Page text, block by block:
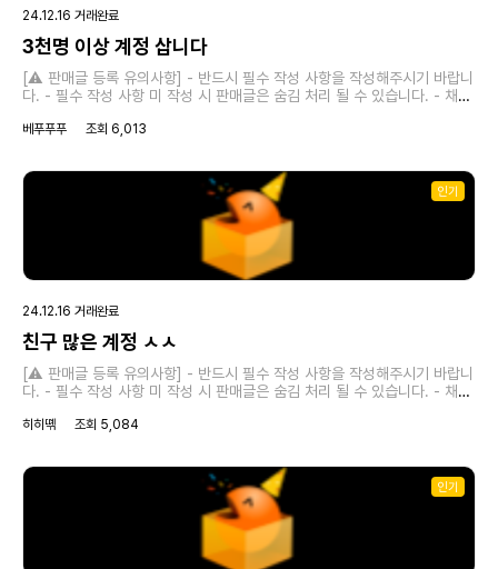
24.12.16 거래완료
3천명 이상 계정 삽니다
[⚠️ 판매글 등록 유의사항] - 반드시 필수 작성 사항을 작성해주시기 바랍니
다. - 필수 작성 사항 미 작성 시 판매글은 숨김 처리 될 수 있습니다. - 채널
정확한 내용을 작성해주시기 바랍니다. [❗필수 작성 사항] 1. 페이지명 : 2.
5. 거래 문의 연락처 (이메일 주소/오픈카톡방 링크 등) :
socialdeal2024@gmail.com → 연락은 크박 쪽지 기능 혹은 이메일, 오
픈카톡방을 통해 진행하시면 됩니다. [✅ 기타 작성 사항] 추가로 작성해주
시고 싶은 내용이 있으면 적어주시기 바랍니다.
베푸푸푸 조회 6,013
인기
24.12.16 거래완료
친구 많은 계정 ㅅㅅ
[⚠️ 판매글 등록 유의사항] - 반드시 필수 작성 사항을 작성해주시기 바랍니
다. - 필수 작성 사항 미 작성 시 판매글은 숨김 처리 될 수 있습니다. - 채널
정확한 내용을 작성해주시기 바랍니다. [❗필수 작성 사항] 1. 페이지명 : 2.
전거래 가능 여부 : 5. 거래 문의 연락처 (이메일 주소/오픈카톡방 링크 등) :
contentbuyer2024@gmail.com → 연락은 크박 쪽지 기능 혹은 이메
일, 오픈카톡방을 통해 진행하시면 됩니다. [✅ 기타 작성 사항] 추가로 작성
해주시고 싶은 내용이 있으면 적어주시기 바랍니다.
히히뗶 조회 5,084
인기